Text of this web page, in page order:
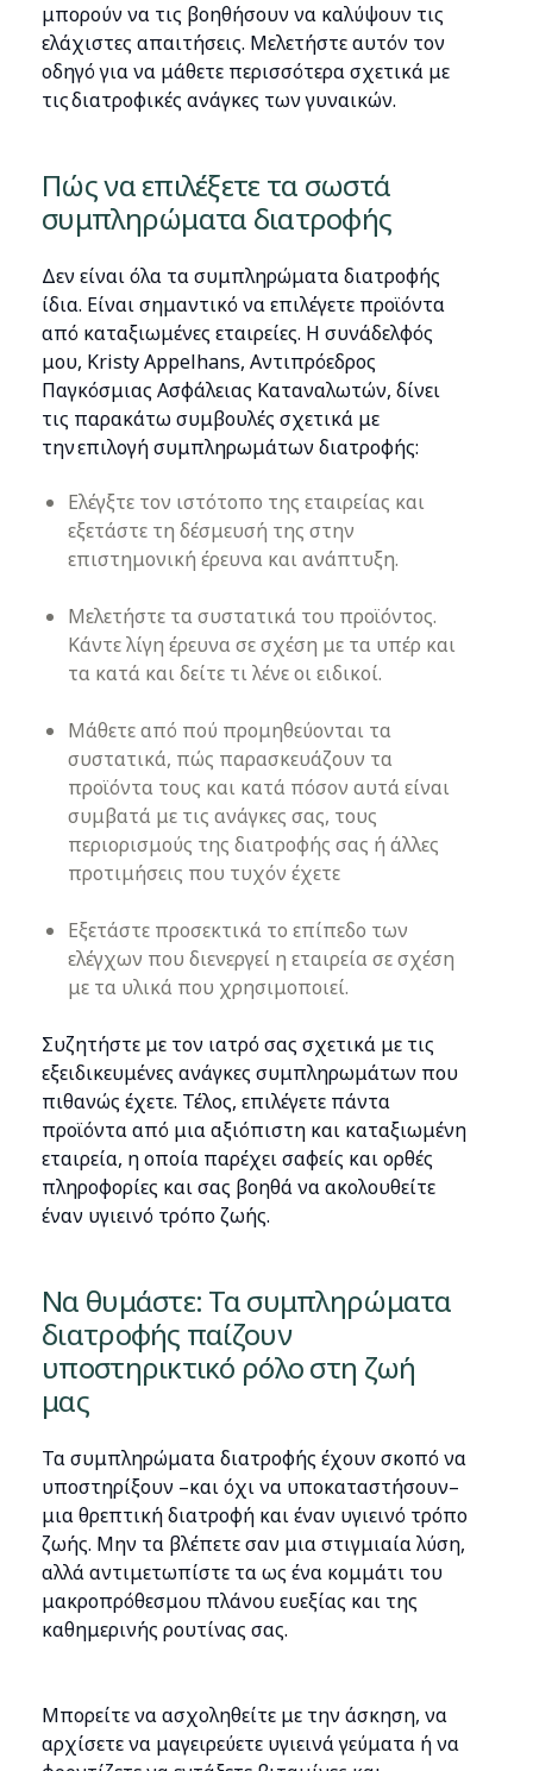
μπορούν να τις βοηθήσουν να καλύψουν τις
ελάχιστες απαιτήσεις. Μελετήστε αυτόν τον
οδηγό για να μάθετε περισσότερα σχετικά με
τις διατροφικές ανάγκες των γυναικών.
Πώς να επιλέξετε τα σωστά
συμπληρώματα διατροφής
Δεν είναι όλα τα συμπληρώματα διατροφής
ίδια. Είναι σημαντικό να επιλέγετε προϊόντα
από καταξιωμένες εταιρείες. Η συνάδελφός
μου, Kristy Appelhans, Αντιπρόεδρος
Παγκόσμιας Ασφάλειας Καταναλωτών, δίνει
τις παρακάτω συμβουλές σχετικά με
την επιλογή συμπληρωμάτων διατροφής:
Ελέγξτε τον ιστότοπο της εταιρείας και
εξετάστε τη δέσμευσή της στην
επιστημονική έρευνα και ανάπτυξη.
Μελετήστε τα συστατικά του προϊόντος.
Κάντε λίγη έρευνα σε σχέση με τα υπέρ και
τα κατά και δείτε τι λένε οι ειδικοί.
Μάθετε από πού προμηθεύονται τα
συστατικά, πώς παρασκευάζουν τα
προϊόντα τους και κατά πόσον αυτά είναι
συμβατά με τις ανάγκες σας, τους
περιορισμούς της διατροφής σας ή άλλες
προτιμήσεις που τυχόν έχετε
Εξετάστε προσεκτικά το επίπεδο των
ελέγχων που διενεργεί η εταιρεία σε σχέση
με τα υλικά που χρησιμοποιεί.
Συζητήστε με τον ιατρό σας σχετικά με τις
εξειδικευμένες ανάγκες συμπληρωμάτων που
πιθανώς έχετε. Τέλος, επιλέγετε πάντα
προϊόντα από μια αξιόπιστη και καταξιωμένη
εταιρεία, η οποία παρέχει σαφείς και ορθές
πληροφορίες και σας βοηθά να ακολουθείτε
έναν υγιεινό τρόπο ζωής.
Να θυμάστε: Τα συμπληρώματα
διατροφής παίζουν
υποστηρικτικό ρόλο στη ζωή
μας
Τα συμπληρώματα διατροφής έχουν σκοπό να
υποστηρίξουν –και όχι να υποκαταστήσουν–
μια θρεπτική διατροφή και έναν υγιεινό τρόπο
ζωής. Μην τα βλέπετε σαν μια στιγμιαία λύση,
αλλά αντιμετωπίστε τα ως ένα κομμάτι του
μακροπρόθεσμου πλάνου ευεξίας και της
καθημερινής ρουτίνας σας.
Μπορείτε να ασχοληθείτε με την άσκηση, να
αρχίσετε να μαγειρεύετε υγιεινά γεύματα ή να